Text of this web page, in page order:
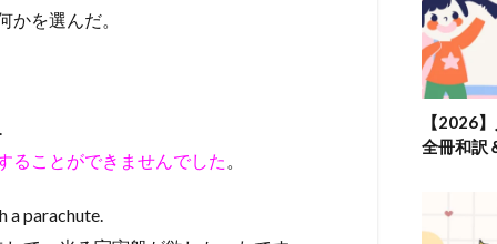
を選んだ。
.
ることができませんでした 。
a parachute.
【2026
全冊和訳